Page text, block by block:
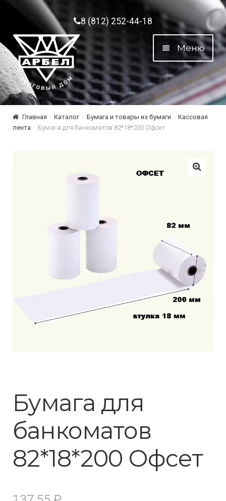
Перейти к навигации
Перейти к содержимому8 (812) 252-44-18
Меню
Главная Каталог Бумага и товары из бумаги
Кассовая
лента
Бумага для банкоматов 82*18*200 Офсет
Бумага для
банкоматов
82*18*200 Офсет